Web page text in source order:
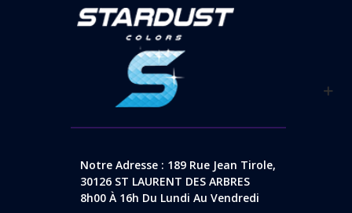
Notre Adresse : 189 Rue Jean Tirole,
30126 ST LAURENT DES ARBRES
8h00 À 16h Du Lundi Au Vendredi